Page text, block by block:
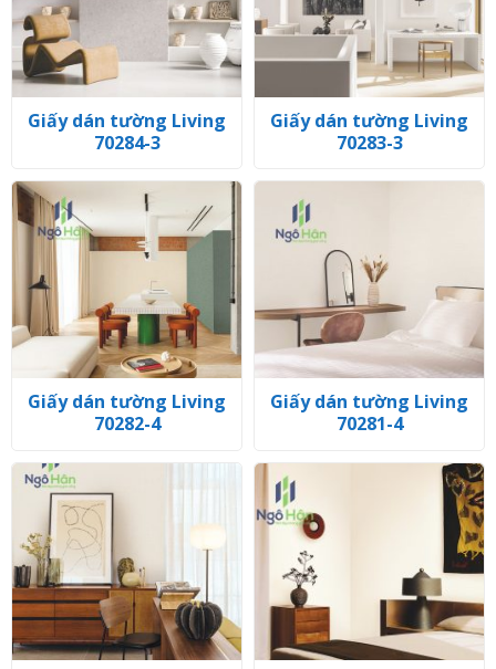
Giấy dán tường Living
70284-3
Giấy dán tường Living
70283-3
Giấy dán tường Living
70282-4
Giấy dán tường Living
70281-4